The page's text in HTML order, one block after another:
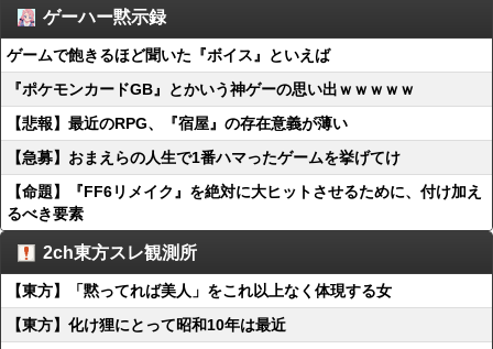
ゲーハー黙示録
ゲームで飽きるほど聞いた『ボイス』といえば
『ポケモンカードGB』とかいう神ゲーの思い出ｗｗｗｗｗ
【悲報】最近のRPG、『宿屋』の存在意義が薄い
【急募】おまえらの人生で1番ハマったゲームを挙げてけ
【命題】『FF6リメイク』を絶対に大ヒットさせるために、付け加え
るべき要素
2ch東方スレ観測所
【東方】「黙ってれば美人」をこれ以上なく体現する女
【東方】化け狸にとって昭和10年は最近